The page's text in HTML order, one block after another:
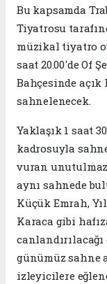
Bu kapsamda
Tiyatrosu
müzikal tiyatro
saat 20.00'de Of
Bahçesinde
sahnelenecek.
Yaklaşık 1 saat
kadrosuyla
vuran
aynı sahnede
Küçük Emrah,
Karaca gibi
günümüz sahne
izleyicilere